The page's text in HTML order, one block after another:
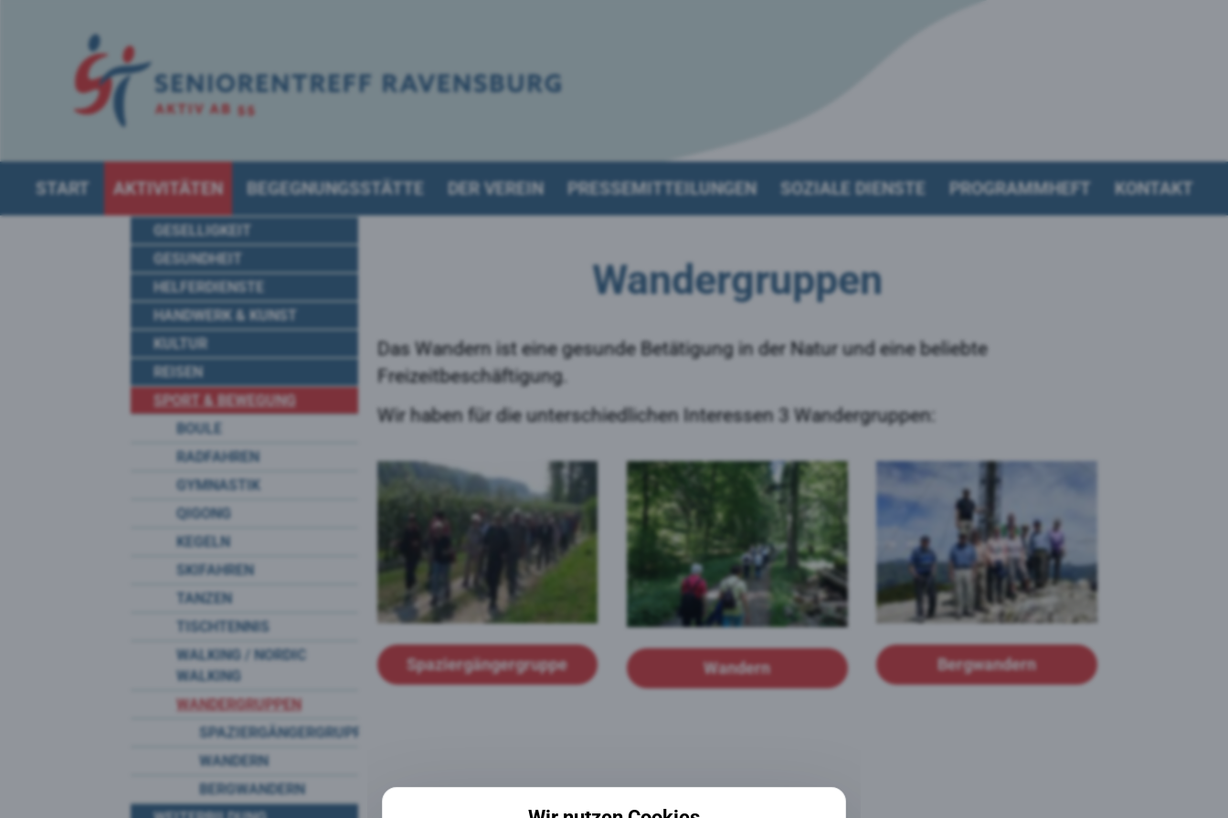
START AKTIVITÄTEN BEGEGNUNGSSTÄTTE DER VEREIN PRESSEMITTEILUNGEN SOZIALE DIENSTE PROGRAMMHEFT KONTAKT
Wandergruppen
Das Wandern ist eine gesunde Betätigung in der Natur und eine beliebte
Freizeitbeschäftigung.
Wir haben für die unterschiedlichen Interessen 3 Wandergruppen:
Spaziergängergruppe Wandern Bergwandern
GESELLIGKEIT
GESUNDHEIT
HELFERDIENSTE
HANDWERK & KUNST
KULTUR
REISEN
SPORT & BEWEGUNG
BOULE
RADFAHREN
GYMNASTIK
QIGONG
KEGELN
SKIFAHREN
TANZEN
TISCHTENNIS
WALKING / NORDIC
WALKING
WANDERGRUPPEN
SPAZIERGÄNGERGRUPPE
WANDERN
BERGWANDERN